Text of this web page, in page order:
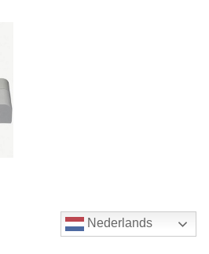
Nederlands